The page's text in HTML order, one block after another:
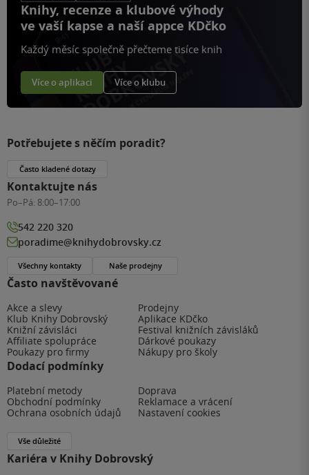
Knihy, recenze a klubové výhody
ve vaší kapse a naší appce KDčko
Každý měsíc společně přečteme tisíce knih
Více o aplikaci Více o klubu
Často navštěvované
Akce a slevy
Prodejny
Klub Knihy Dobrovský
Aplikace KDčko
Knižní závisláci
Festival knižních závisláků
Affiliate spolupráce
Dárkové poukazy
Poukazy pro firmy
Nákupy pro školy
Dodací podmínky
Platební metody
Doprava
Obchodní podmínky
Reklamace a vrácení
Ochrana osobních údajů
Nastavení cookies
Vše důležité
Kariéra v Knihy Dobrovský
Potřebujete s něčím poradit?
Často kladené dotazy
Kontaktujte nás
Po–Pá: 8:00–17:00
542 220 320
poradime@knihydobrovsky.cz
Všechny kontakty Naše prodejny